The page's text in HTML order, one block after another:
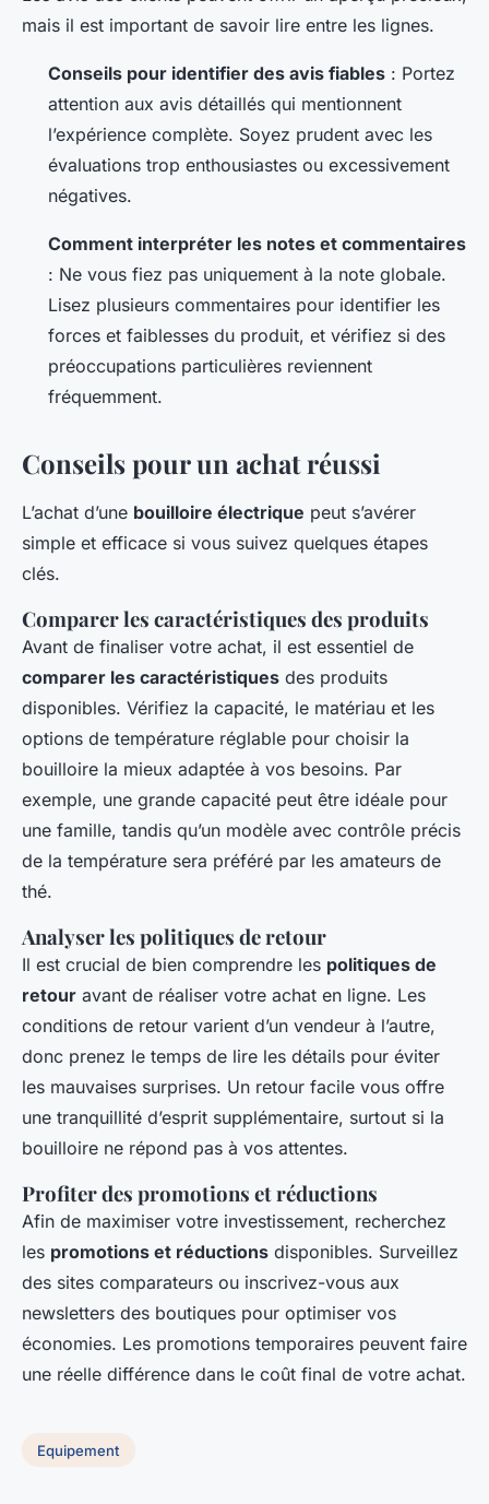
mais il est important de savoir lire entre les lignes.
Conseils pour identifier des avis fiables : Portez
attention aux avis détaillés qui mentionnent
l’expérience complète. Soyez prudent avec les
évaluations trop enthousiastes ou excessivement
négatives.
Comment interpréter les notes et commentaires
: Ne vous fiez pas uniquement à la note globale.
Lisez plusieurs commentaires pour identifier les
forces et faiblesses du produit, et vérifiez si des
préoccupations particulières reviennent
fréquemment.
Conseils pour un achat réussi
L’achat d’une bouilloire électrique peut s’avérer
simple et efficace si vous suivez quelques étapes
clés.
Comparer les caractéristiques des produits
Avant de finaliser votre achat, il est essentiel de
comparer les caractéristiques des produits
disponibles. Vérifiez la capacité, le matériau et les
options de température réglable pour choisir la
bouilloire la mieux adaptée à vos besoins. Par
exemple, une grande capacité peut être idéale pour
une famille, tandis qu’un modèle avec contrôle précis
de la température sera préféré par les amateurs de
thé.
Analyser les politiques de retour
Il est crucial de bien comprendre les politiques de
retour avant de réaliser votre achat en ligne. Les
conditions de retour varient d’un vendeur à l’autre,
donc prenez le temps de lire les détails pour éviter
les mauvaises surprises. Un retour facile vous offre
une tranquillité d’esprit supplémentaire, surtout si la
bouilloire ne répond pas à vos attentes.
Profiter des promotions et réductions
Afin de maximiser votre investissement, recherchez
les promotions et réductions disponibles. Surveillez
des sites comparateurs ou inscrivez-vous aux
newsletters des boutiques pour optimiser vos
économies. Les promotions temporaires peuvent faire
une réelle différence dans le coût final de votre achat.
Equipement